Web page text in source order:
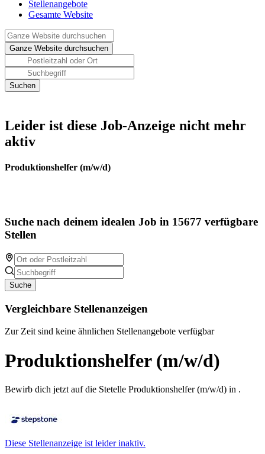
Stellenangebote
Gesamte Website
Leider ist diese Job-Anzeige nicht mehr
aktiv
Produktionshelfer (m/w/d)
Suche nach deinem idealen Job in 15677 verfügbare
Stellen
Suche
Vergleichbare Stellenanzeigen
Zur Zeit sind keine ähnlichen Stellenangebote verfügbar
Produktionshelfer (m/w/d)
Bewirb dich jetzt auf die Stetelle Produktionshelfer (m/w/d) in .
Diese Stellenanzeige ist leider inaktiv.